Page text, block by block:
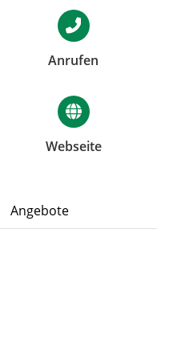
Anrufen
Webseite
Angebote